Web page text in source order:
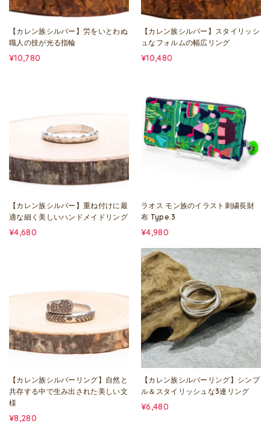
【カレン族シルバー】労をいとわぬ
職人の技が光る指輪
¥10,780
【カレン族シルバー】スタイリッシ
ュなフォルムの幅広リング
¥10,480
【カレン族シルバー】重ね付けに最
適な細く美しいハンドメイドリング
¥4,680
ラオス モン族のイラスト刺繍長財
布 Type.3
¥4,980
【カレン族シルバーリング】自然と
共存する中で生み出された美しい文
様
¥8,280
【カレン族シルバーリング】シンプ
ル＆スタイリッシュな3連リング
¥6,480